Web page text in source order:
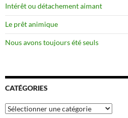
Intérêt ou détachement aimant
Le prêt animique
Nous avons toujours été seuls
CATÉGORIES
Catégories